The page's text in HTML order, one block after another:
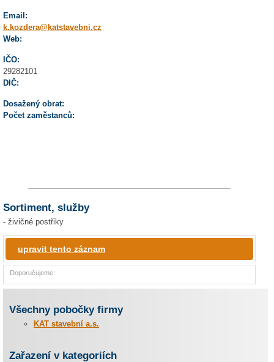
Email:
k.kozdera@katstavebni.cz
Web:
IČO:
29282101
DIČ:
Dosažený obrat:
Počet zaměstanců:
Sortiment, služby
- živičné postřiky
upravit tento záznam
Doporučujeme:
Všechny pobočky firmy
KAT stavební a.s.
Zařazení v kategoriích